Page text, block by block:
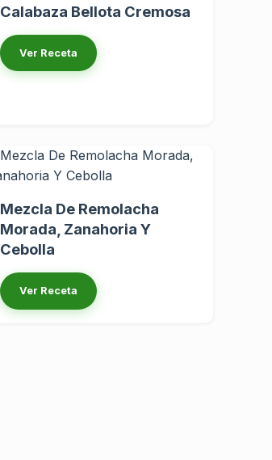
Calabaza Bellota Cremosa
Ver Receta
Mezcla De Remolacha
Morada, Zanahoria Y
Cebolla
Ver Receta